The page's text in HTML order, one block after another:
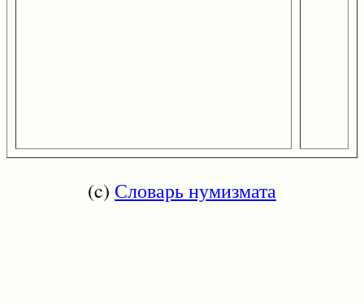
(c) Словарь нумизмата